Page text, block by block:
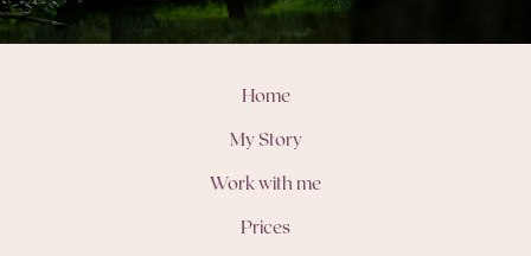
Home
My Story
Work with me
Prices